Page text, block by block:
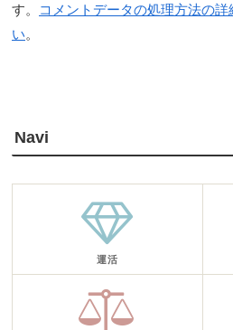
す。
コメントデータの処理方法の
い。
Navi
運活